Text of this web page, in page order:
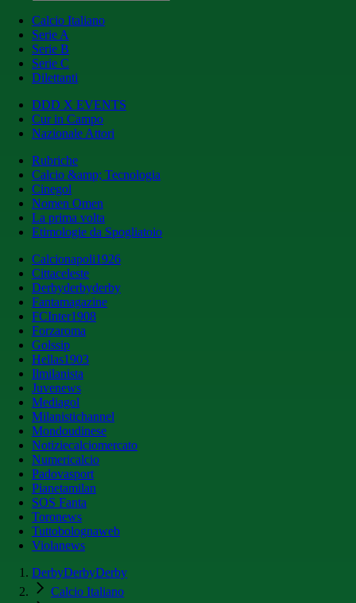
Calcio Italiano
Serie A
Serie B
Serie C
Dilettanti
DDD X EVENTS
Cur in Campo
Nazionale Attori
Rubriche
Calcio &amp; Tecnologia
Cinegol
Nomen Omen
La prima volta
Etimologie da Spogliatoio
Calcionapoli1926
Cittaceleste
Derbyderbyderby
Fantamagazine
FCInter1908
Forzaroma
Golssip
Hellas1903
Ilmilanista
Juvenews
Mediagol
Milanistichannel
Mondoudinese
Notiziecalciomercato
Numericalcio
Padovasport
Pianetamilan
SOS Fanta
Toronews
Tuttobolognaweb
Violanews
DerbyDerbyDerby
Calcio Italiano